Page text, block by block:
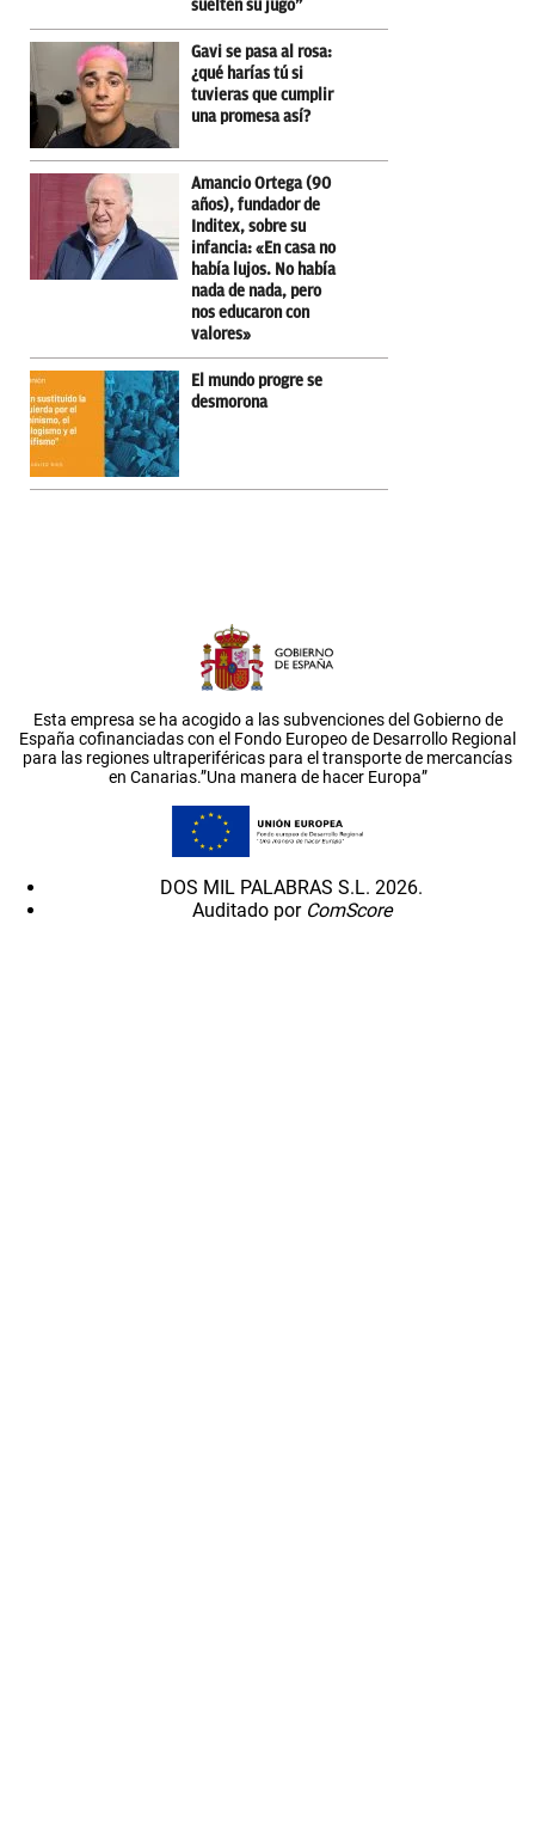
suelten su jugo”
Gavi se pasa al rosa:
¿qué harías tú si
tuvieras que cumplir
una promesa así?
Amancio Ortega (90
años), fundador de
Inditex, sobre su
infancia: «En casa no
había lujos. No había
nada de nada, pero
nos educaron con
valores»
El mundo progre se
desmorona
Esta empresa se ha acogido a las subvenciones del Gobierno de
España cofinanciadas con el Fondo Europeo de Desarrollo Regional
para las regiones ultraperiféricas para el transporte de mercancías
en Canarias.”Una manera de hacer Europa”
DOS MIL PALABRAS S.L. 2026.
Auditado por ComScore